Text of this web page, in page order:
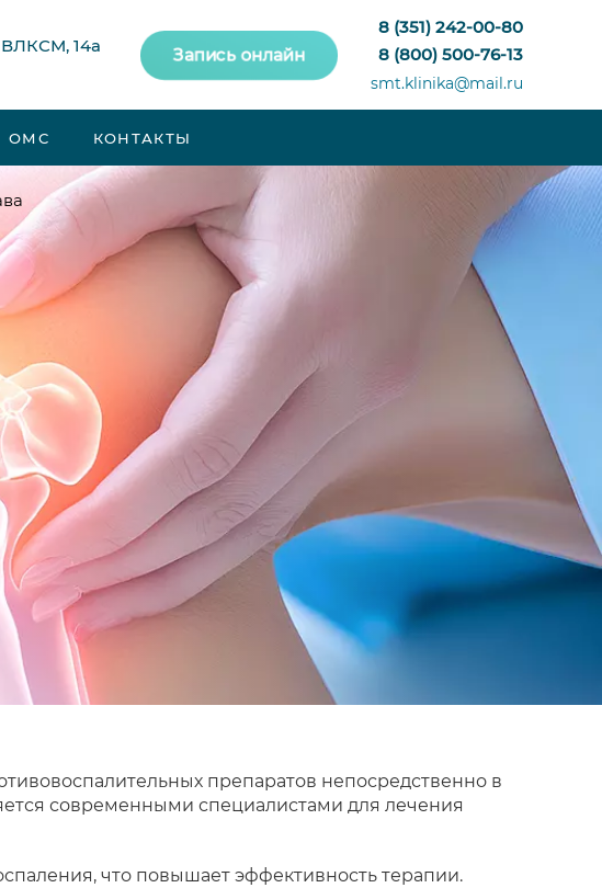
ВЛКСМ, 14а
8 (351) 242-00-80
8 (800) 500-76-13
smt.klinika@mail.ru
Запись онлайн
ОМС КОНТАКТЫ
препаратов непосредственно в
современными специалистами для лечения
что повышает эффективность терапии.